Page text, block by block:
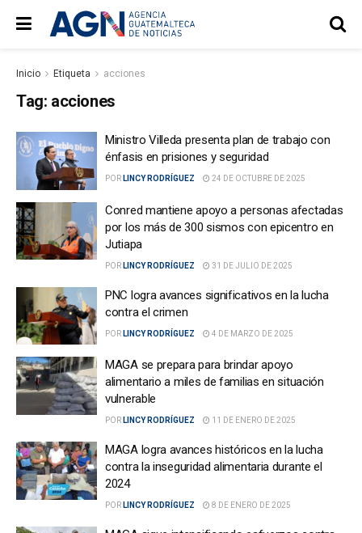
Inicio Etiqueta acciones
Tag: acciones
Ministro Villeda presenta plan de trabajo con
énfasis en prisiones y seguridad
POR LINCY RODRÍGUEZ 24 DE OCTUBRE DE 2025
Conred mantiene apoyo a personas afectadas
por los más de 300 sismos con epicentro en
Jutiapa
POR LINCY RODRÍGUEZ 31 DE JULIO DE 2025
PNC logra avances significativos en la lucha
contra el crimen
POR LINCY RODRÍGUEZ 4 DE MARZO DE 2025
MAGA se prepara para brindar apoyo
alimentario a miles de familias en situación
vulnerable
POR LINCY RODRÍGUEZ 11 DE ENERO DE 2025
MAGA logra avances históricos en la lucha
contra la inseguridad alimentaria durante el
2024
POR LINCY RODRÍGUEZ 8 DE ENERO DE 2025